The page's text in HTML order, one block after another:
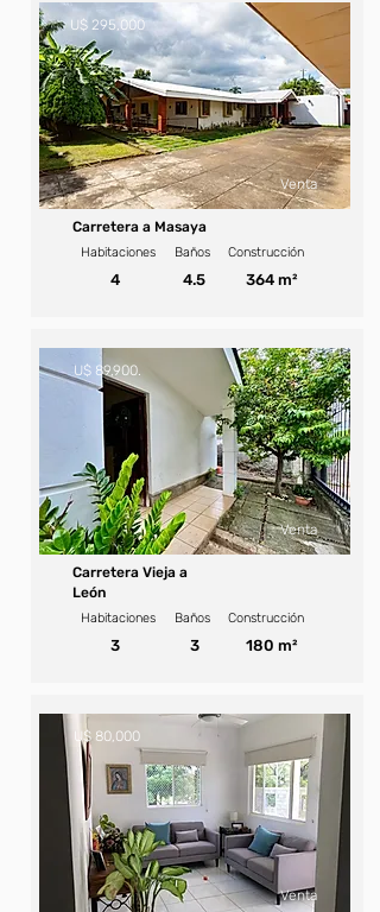
Venta
U$ 295,000
Carretera a Masaya
Habitaciones Baños Construcción
4 4.5 364 m²
Venta
U$ 89,900.
Carretera Vieja a
León
Habitaciones Baños Construcción
3 3 180 m²
Venta
U$ 80,000